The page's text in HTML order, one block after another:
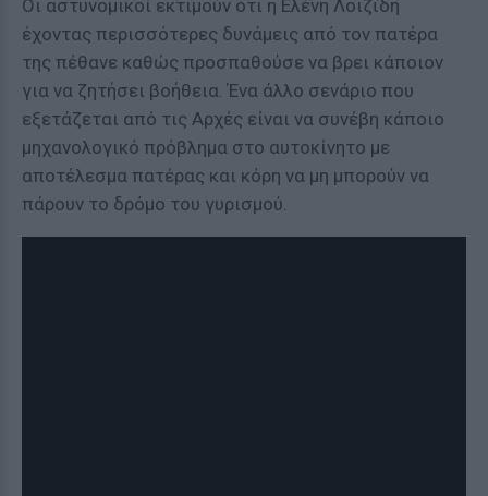
Οι αστυνομικοί εκτιμούν ότι η Ελένη Λοιζΐδη
έχοντας περισσότερες δυνάμεις από τον πατέρα
της πέθανε καθώς προσπαθούσε να βρει κάποιον
για να ζητήσει βοήθεια. Ένα άλλο σενάριο που
εξετάζεται από τις Αρχές είναι να συνέβη κάποιο
μηχανολογικό πρόβλημα στο αυτοκίνητο με
αποτέλεσμα πατέρας και κόρη να μη μπορούν να
πάρουν το δρόμο του γυρισμού.